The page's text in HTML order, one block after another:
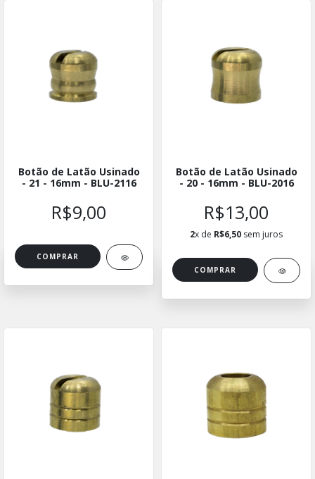
Botão de Latão Usinado
- 21 - 16mm - BLU-2116
R$9,00
Botão de Latão Usinado
- 20 - 16mm - BLU-2016
R$13,00
2x de R$6,50 sem juros